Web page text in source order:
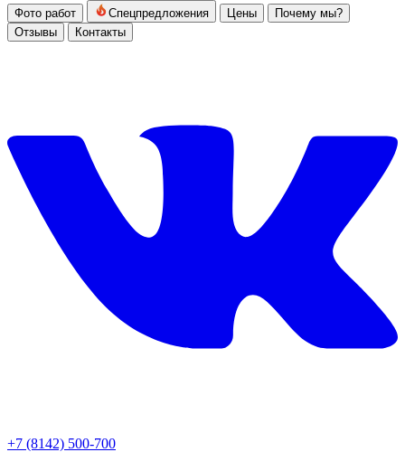
Фото работ Спецпредложения Цены
Почему мы?
Отзывы
Контакты
+7 (8142) 500-700